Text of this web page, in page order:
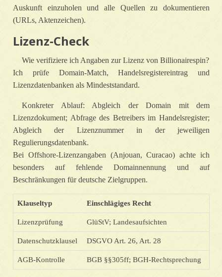
Auskunft einzuholen und alle Quellen zu dokumentieren
(URLs, Aktenzeichen).
Lizenz‑Check
Wie verifiziere ich Angaben zur Lizenz von Billionairespin?
Ich prüfe Domain‑Match, Handelsregistereintrag und
Lizenzdatenbanken als Mindeststandard.
Konkreter Ablauf: Abgleich der Domain mit dem
Lizenzdokument; Abfrage des Betreibers im Handelsregister;
Abgleich der Lizenznummer in der jeweiligen
Regulierungsdatenbank.
Bei Offshore‑Lizenzangaben (Anjouan, Curacao) achte ich
besonders auf fehlende Domainnennung und auf
Beschränkungen für deutsche Zielgruppen.
Klauseltyp Einschlägiges Recht
Lizenzprüfung GlüStV; Landesaufsichten
Datenschutzklausel DSGVO Art. 26, Art. 28
AGB‑Kontrolle BGB §§305ff; BGH‑Rechtsprechung